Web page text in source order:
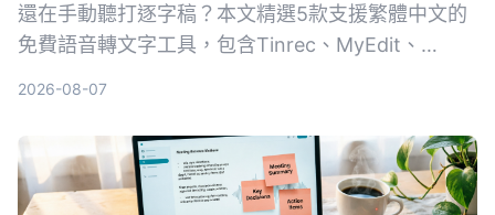
還在手動聽打逐字稿？本文精選5款支援繁體中文的
免費語音轉文字工具，包含Tinrec、MyEdit、
2026-08-07